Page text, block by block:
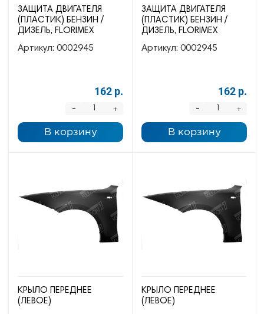
ЗАЩИТА ДВИГАТЕЛЯ
(ПЛАСТИК) БЕНЗИН /
ДИЗЕЛЬ, FLORIMEX
Артикул: 0002945
162 р.
+
-
В корзину
ЗАЩИТА ДВИГАТЕЛЯ
(ПЛАСТИК) БЕНЗИН /
ДИЗЕЛЬ, FLORIMEX
Артикул: 0002945
162 р.
+
-
В корзину
КРЫЛО ПЕРЕДНЕЕ
(ЛЕВОЕ)
КРЫЛО ПЕРЕДНЕЕ
(ЛЕВОЕ)